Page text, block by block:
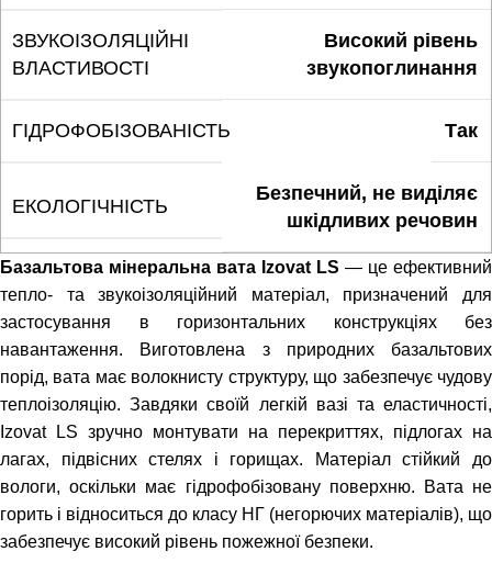
ЗВУКОІЗОЛЯЦІЙНІ
ВЛАСТИВОСТІ
Високий рівень
звукопоглинання
ГІДРОФОБІЗОВАНІСТЬ Так
ЕКОЛОГІЧНІСТЬ
Безпечний, не виділяє
шкідливих речовин
Базальтова мінеральна вата Izovat LS — це ефективний
тепло- та звукоізоляційний матеріал, призначений для
застосування в горизонтальних конструкціях без
навантаження. Виготовлена з природних базальтових
порід, вата має волокнисту структуру, що забезпечує чудову
теплоізоляцію. Завдяки своїй легкій вазі та еластичності,
Izovat LS зручно монтувати на перекриттях, підлогах на
лагах, підвісних стелях і горищах. Матеріал стійкий до
вологи, оскільки має гідрофобізовану поверхню. Вата не
горить і відноситься до класу НГ (негорючих матеріалів), що
забезпечує високий рівень пожежної безпеки.